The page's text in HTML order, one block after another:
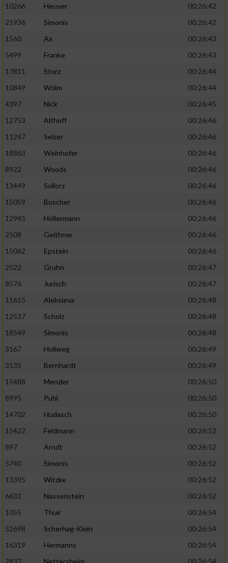
10266
Heuser
00:26:42
21936
Simonis
00:26:42
1560
Ax
00:26:43
5499
Franke
00:26:43
17811
Storz
00:26:44
10849
Wölm
00:26:44
4397
Nick
00:26:45
12753
Althoff
00:26:46
11247
Selzer
00:26:46
18863
Weinhofer
00:26:46
8922
Woods
00:26:46
13449
Sollorz
00:26:46
15059
Buscher
00:26:46
12945
Höllermann
00:26:46
2508
Geithner
00:26:46
15062
Epstein
00:26:46
2522
Gruhn
00:26:47
8576
Jurisch
00:26:47
11615
Aleksieva
00:26:48
12537
Scholz
00:26:48
18549
Simonis
00:26:48
3167
Hollweg
00:26:49
3135
Bernhardt
00:26:49
15488
Menzler
00:26:50
8995
Puhl
00:26:50
14702
Hudasch
00:26:50
15422
Feldmann
00:26:52
897
Arndt
00:26:52
5740
Simonis
00:26:52
13395
Witzke
00:26:52
6632
Nassenstein
00:26:52
1055
Thuir
00:26:54
52698
Scherhag-Klein
00:26:54
16319
Hermanns
00:26:54